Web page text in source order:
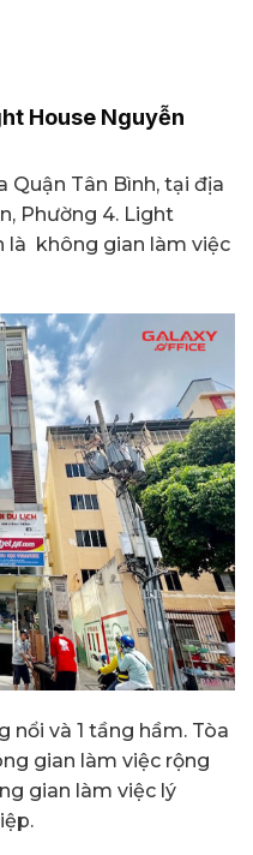
House Nguyễn
Tân Bình, tại địa
Phường 4. Light
là không gian làm việc
nổi và 1 tầng hầm. Tòa
gian làm việc rộng
gian làm việc lý